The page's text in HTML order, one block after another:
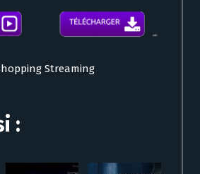
Streaming
: